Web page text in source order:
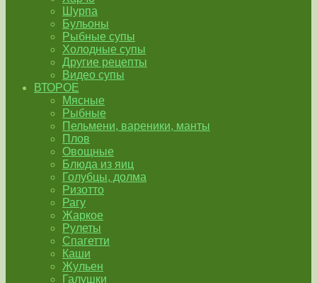
Шурпа
Бульоны
Рыбные супы
Холодные супы
Другие рецепты
Видео супы
ВТОРОЕ
Мясные
Рыбные
Пельмени, вареники, манты
Плов
Овощные
Блюда из яиц
Голубцы, долма
Ризотто
Рагу
Жаркое
Рулеты
Спагетти
Каши
Жульен
Галушки